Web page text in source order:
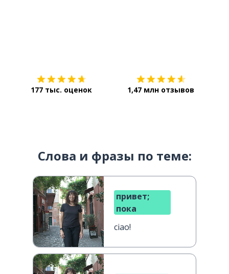
177 тыс. оценок 1,47 млн отзывов
Слова и фразы по теме:
привет;
пока
ciao!